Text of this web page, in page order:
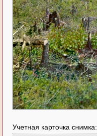
Учетная карточка снимка: